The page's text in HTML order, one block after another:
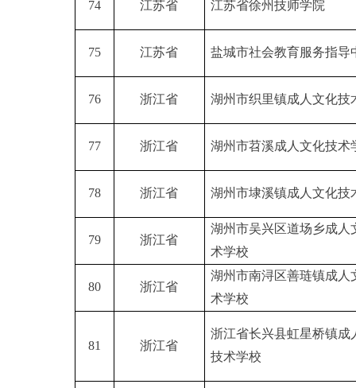
74 江苏省 江苏省徐州技师学院
75 江苏省 盐城市社会教育服务指导
76 浙江省 湖州市织里镇成人文化技
77 浙江省 湖州市苕溪成人文化技术
78 浙江省 湖州市埭溪镇成人文化技
79 浙江省
湖州市吴兴区道场乡成人
术学校
80 浙江省
湖州市南浔区善琏镇成人
术学校
81 浙江省
浙江省长兴县虹星桥镇成
技术学校